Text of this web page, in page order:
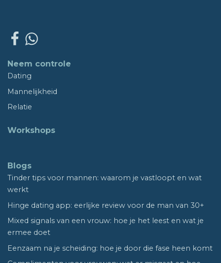
Neem controle
Dating
Mannelijkheid
Relatie
Workshops
Blogs
Tinder tips voor mannen: waarom je vastloopt en wat
werkt
Hinge dating app: eerlijke review voor de man van 30+
Mixed signals van een vrouw: hoe je het leest en wat je
ermee doet
Eenzaam na je scheiding: hoe je door die fase heen komt